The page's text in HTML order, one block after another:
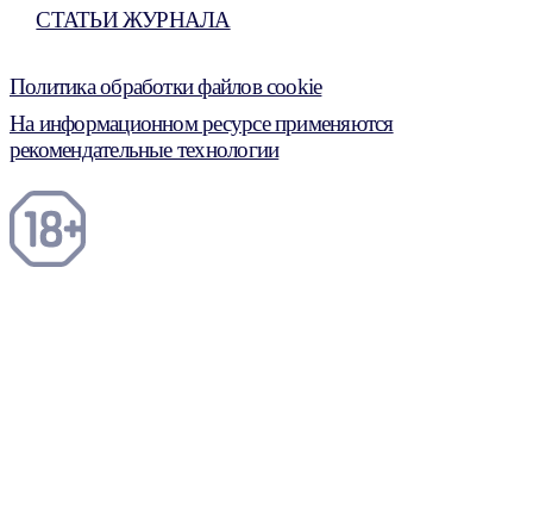
СТАТЬИ ЖУРНАЛА
Политика обработки файлов cookie
На информационном ресурсе применяются
рекомендательные технологии